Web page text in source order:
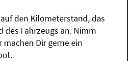
den Kilometerstand, das
Fahrzeugs an. Nimm
machen Dir gerne ein